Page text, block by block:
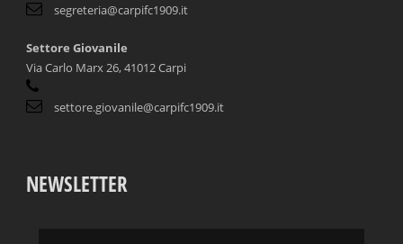
segreteria@carpifc1909.it
Settore Giovanile
Via Carlo Marx 26, 41012 Carpi
settore.giovanile@carpifc1909.it
NEWSLETTER